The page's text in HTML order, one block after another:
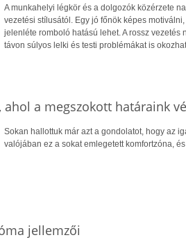
A munkahelyi légkör és a dolgozók közérzete
vezetési stílusától. Egy jó főnök képes
jelenléte romboló hatású lehet. A rossz
távon súlyos lelki és testi problémákat is
ahol a megszokott határaink
Sokan hallottuk már azt a gondolatot, hogy az
valójában ez a sokat emlegetett komfortzóna,
jellemzői